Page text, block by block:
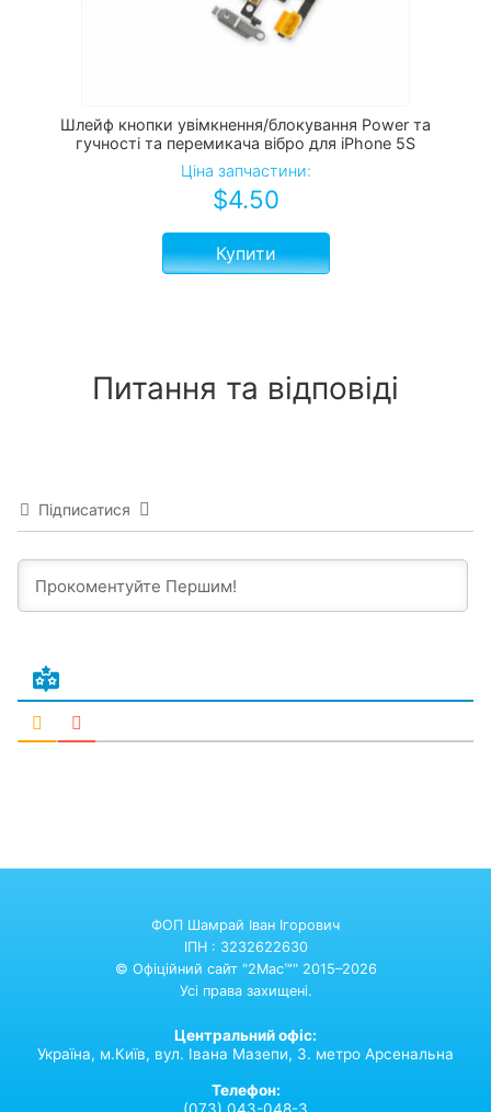
Шлейф кнопки увімкнення/блокування Power та
гучності та перемикача вібро для iPhone 5S
Ціна запчастини:
$4.50
Купити
Питання та відповіді
Підписатися
ФОП Шамрай Іван Ігорович
ІПН : 3232622630
© Офіційний сайт "2Mac™" 2015–2026
Усі права захищені.
Центральний офіс:
Україна, м.Київ, вул. Івана Мазепи, 3. метро Арсенальна
Телефон: